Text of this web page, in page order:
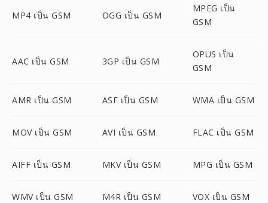
MP4 เป็น GSM OGG เป็น GSM
MPEG เป็น
GSM
AAC เป็น GSM 3GP เป็น GSM
OPUS เป็น
GSM
AMR เป็น GSM ASF เป็น GSM WMA เป็น GSM
MOV เป็น GSM AVI เป็น GSM FLAC เป็น GSM
AIFF เป็น GSM MKV เป็น GSM MPG เป็น GSM
WMV เป็น GSM M4R เป็น GSM VOX เป็น GSM